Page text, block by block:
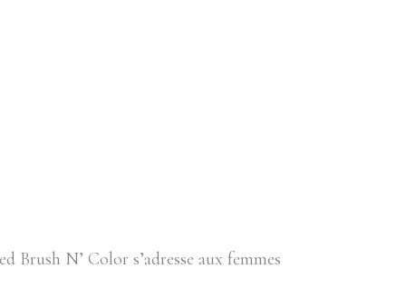
Brush N’ Color s’adresse aux femmes